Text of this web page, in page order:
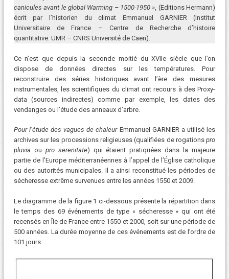
canicules avant le global Warming – 1500-1950 », (Editions Hermann)
écrit par l’historien du climat Emmanuel GARNIER (Institut
Universitaire de France – Centre de Recherche d’histoire
quantitative. UMR – CNRS Université de Caen).
Ce n’est que depuis la seconde moitié du XVIIe siècle que l’on
dispose de données directes sur les températures. Pour
reconstruire des séries historiques avant l’ère des mesures
instrumentales, les scientifiques du climat ont recours à des Proxy-
data (sources indirectes) comme par exemple, les dates des
vendanges ou l’étude des anneaux d’arbre.
Pour l’étude des vagues de chaleur Emmanuel GARNIER a utilisé les
archives sur les processions religieuses (qualifiées de rogationspro
pluvia ou pro serenitate) qui étaient pratiquées dans la majeure
partie de l’Europe méditerranéennes à l’appel de l’Église catholique
ou des autorités municipales. Il a ainsi reconstitué les périodes de
sécheresse extrême survenues entre les années 1550 et 2009.
Le diagramme de la figure 1 ci-dessous présente la répartition dans
le temps des 69 événements de type « sécheresse » qui ont été
recensés en Île de France entre 1550 et 2000, soit sur une période de
500 années. La durée moyenne de ces événements est de l’ordre de
101 jours.